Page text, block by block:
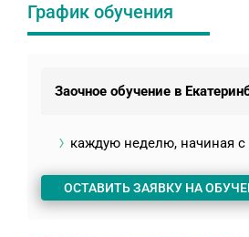
График обучения
Заочное обучение в
каждую неделю, начиная
ОСТАВИТЬ ЗАЯВКУ НА